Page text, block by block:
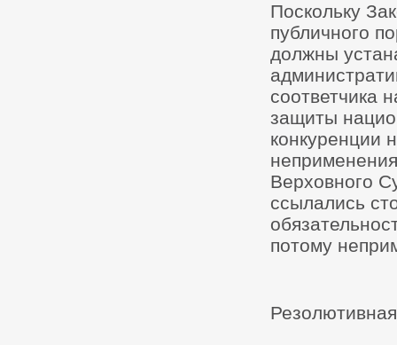
Поскольку
публичного
должны
соответчика
защиты
конкуренции
Верховного
ссылались
потому